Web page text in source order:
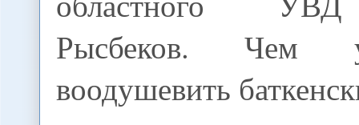
Рысбеков. Чем
воодушевить